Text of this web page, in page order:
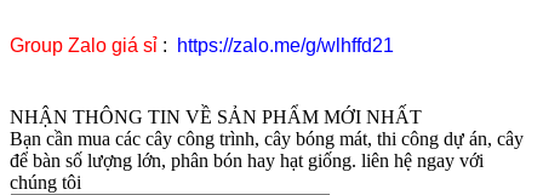
Group Zalo giá sỉ : https://zalo.me/g/wlhffd21
NHẬN THÔNG TIN VỀ SẢN PHẨM MỚI NHẤT
Bạn cần mua các cây công trình, cây bóng mát, thi công dự án, cây
để bàn số lượng lớn, phân bón hay hạt giống. liên hệ ngay với
chúng tôi